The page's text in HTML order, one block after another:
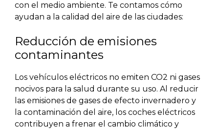
con el medio ambiente. Te contamos cómo
ayudan a la calidad del aire de las ciudades:
Reducción de emisiones
contaminantes
Los vehículos eléctricos no emiten CO2 ni gases
nocivos para la salud durante su uso. Al reducir
las emisiones de gases de efecto invernadero y
la contaminación del aire, los coches eléctricos
contribuyen a frenar el cambio climático y